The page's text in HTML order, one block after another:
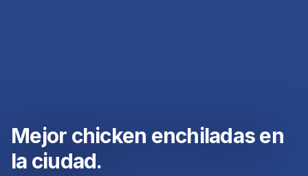
Mejor chicken enchiladas en
la ciudad.